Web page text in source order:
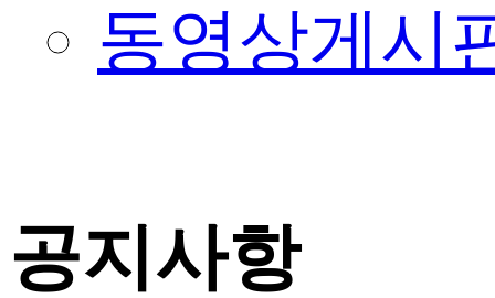
동영상게시
공지사항